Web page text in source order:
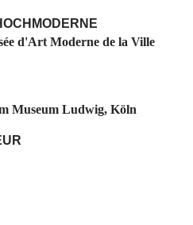
d'Art Moderne de la Ville
Museum Ludwig, Köln